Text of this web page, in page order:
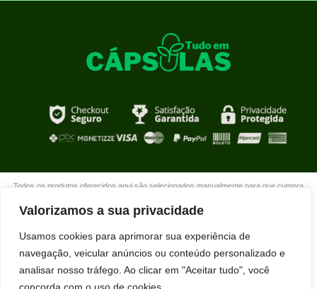
Valorizamos a sua privacidade
Usamos cookies para aprimorar sua experiência de
navegação, veicular anúncios ou conteúdo personalizado e
analisar nosso tráfego. Ao clicar em "Aceitar tudo", você
Todos os produtos oferecidos aqui são selecionados manualmente para que cumpra
extraordinários para você que está realmente comprometido com sua mudança. Boas